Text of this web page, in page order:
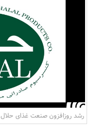
رشد روزافزون صنعت غذای حلال